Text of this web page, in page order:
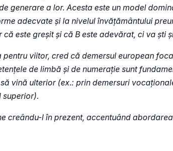
generare a lor. Acesta este un model
adecvate și la nivelul învățământului
este greșit și că B este adevărat, ci va ști
viitor, cred că demersul european
de limbă și de numerație sunt
vină ulterior (ex.: prin demersuri
superior).
creându-l în prezent, accentuând